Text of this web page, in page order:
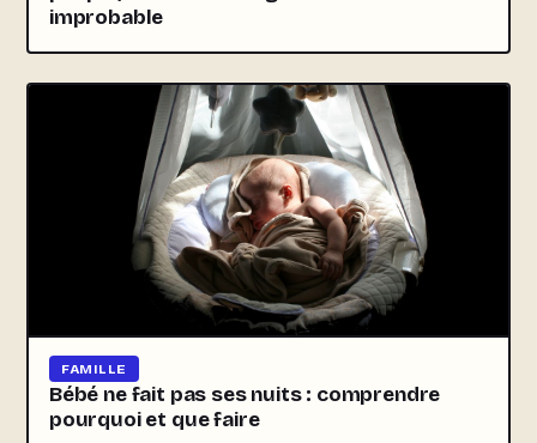
improbable
FAMILLE
Bébé ne fait pas ses nuits : comprendre
pourquoi et que faire